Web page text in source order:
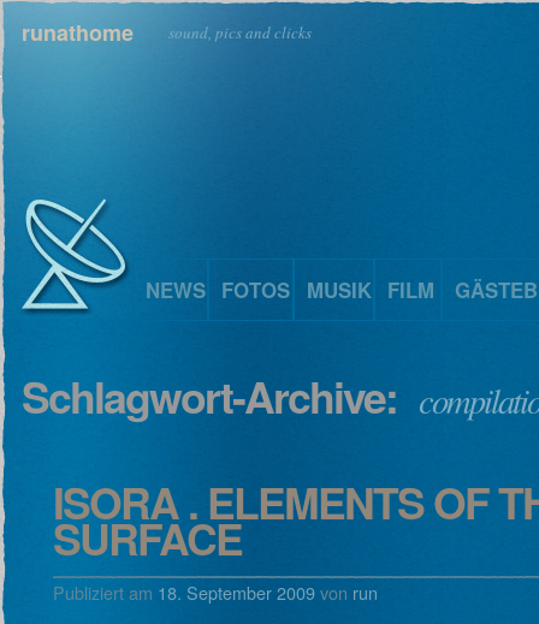
runathome sound, pics and clicks
NEWS FOTOS MUSIK FILM
Schlagwort-Archive:
ISORA . ELEMENTS OF
SURFACE
Publiziert am 18. September 2009von run